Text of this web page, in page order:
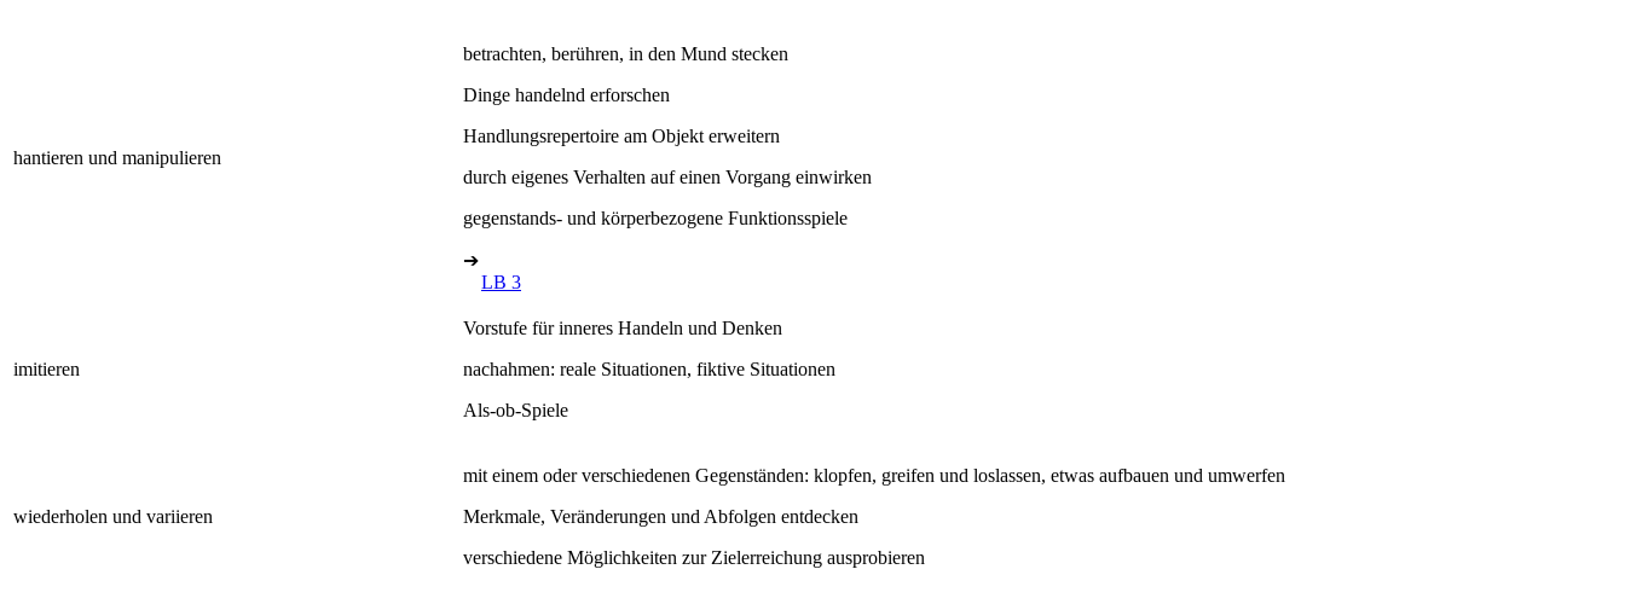
hantieren und manipulieren
betrachten, berühren, in den Mund stecken
Dinge handelnd erforschen
Handlungsrepertoire am Objekt erweitern
durch eigenes Verhalten auf einen Vorgang einwirken
gegenstands- und körperbezogene Funktionsspiele
➔
LB 3
imitieren
Vorstufe für inneres Handeln und Denken
nachahmen: reale Situationen, fiktive Situationen
Als-ob-Spiele
wiederholen und variieren
mit einem oder verschiedenen Gegenständen: klopfen, greifen und loslassen, etwas aufbauen und umwerfen
Merkmale, Veränderungen und Abfolgen entdecken
verschiedene Möglichkeiten zur Zielerreichung ausprobieren